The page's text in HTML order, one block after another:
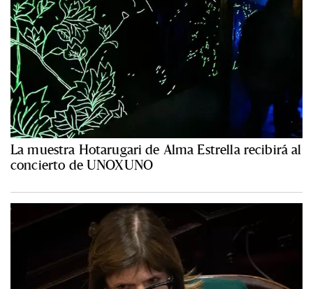
La muestra Hotarugari de Alma Estrella recibirá al
concierto de UNOXUNO